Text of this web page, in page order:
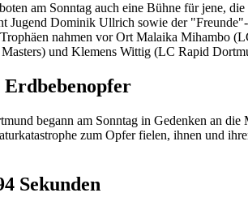
am Sonntag auch eine Bühne für jene,
Jugend Dominik Ullrich sowie der
nahmen vor Ort Malaika Mihambo
und Klemens Wittig (LC Rapid
begann am Sonntag in Gedenken an
zum Opfer fielen, ihnen und
Sekunden